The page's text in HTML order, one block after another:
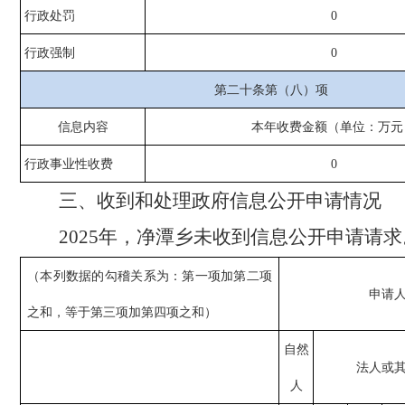
行政处罚 0
行政强制 0
第二十条第（八）项
信息内容 本年收费金额（单位：万
行政事业性收费 0
三、 收到和处理政府信息公开申请情况
2025年， 净潭乡未收到信息公开申请请
（本列数据的勾稽关系为：第一项加第二项
之和，等于第三项加第四项之和）
申请
自然
人
法人或